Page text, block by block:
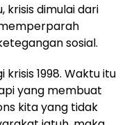
krisis dimulai dari
sosial.
1998. Waktu itu
yang membuat
kita yang tidak